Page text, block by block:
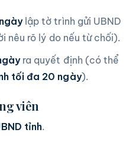
lập tờ trình gửi UBND
nêu rõ lý do nếu từ chối).
ra quyết định (có thể
tối đa 20 ngày).
viên
tỉnh.